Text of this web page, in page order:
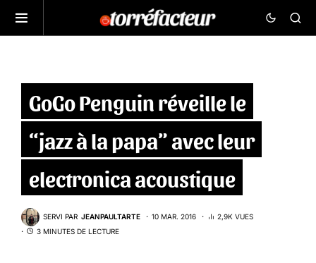
GoGo Penguin réveille le
“jazz à la papa” avec leur
electronica acoustique
SERVI PAR JEANPAULTARTE 10 MAR. 2016
2,9K VUES
3 MINUTES DE LECTURE